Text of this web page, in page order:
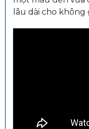
lâu dài cho không